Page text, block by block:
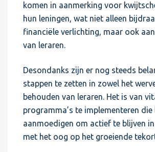
komen in aanmerking voor
hun leningen, wat niet alleen
financiële verlichting, maar ook
van leraren.
Desondanks zijn er nog steeds
stappen te zetten in zowel het
behouden van leraren. Het is van
programma’s te implementeren die
aanmoedigen om actief te blijven
met het oog op het groeiende